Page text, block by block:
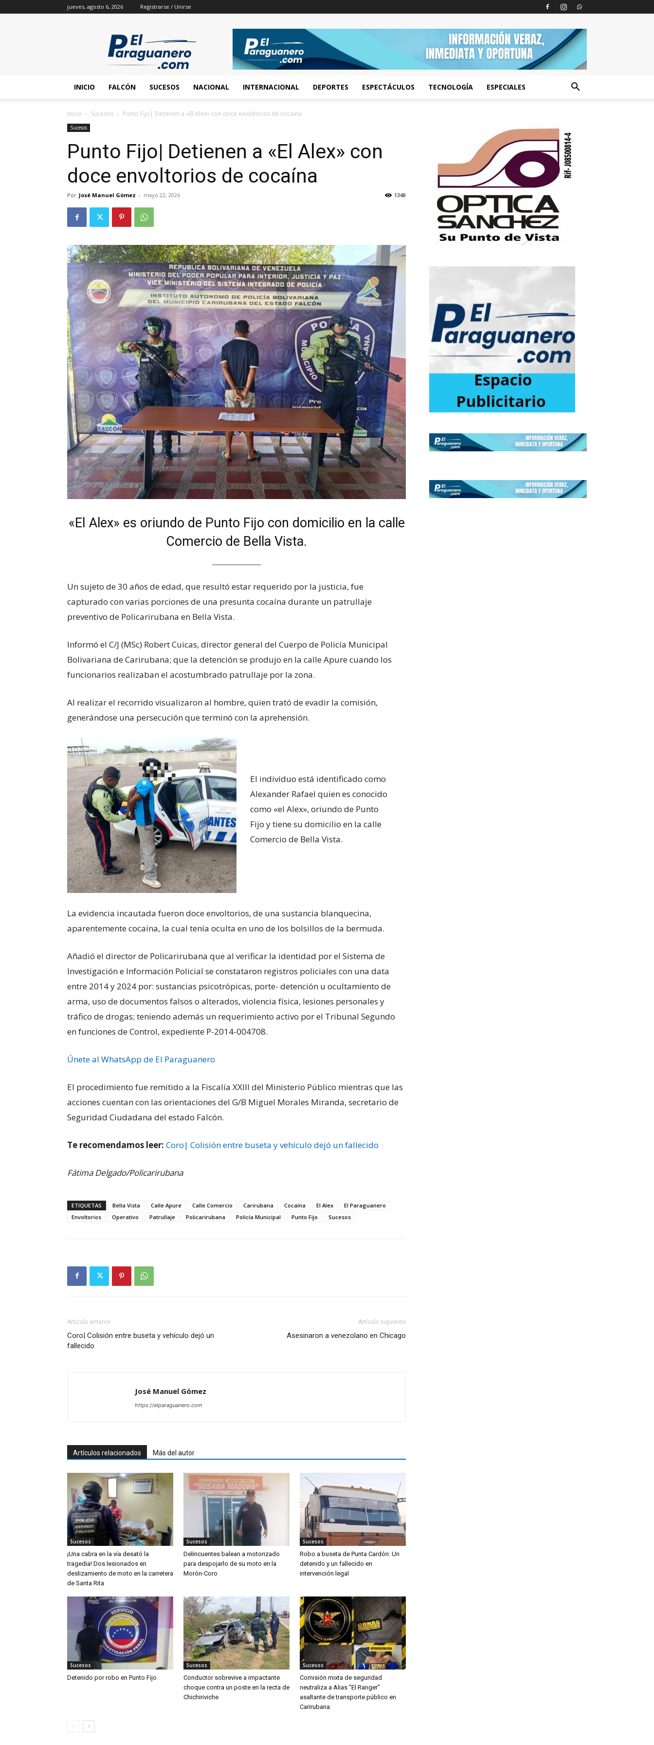
jueves, agosto 6, 2026 Registrarse / Unirse
INICIO FALCÓN SUCESOS NACIONAL INTERNACIONAL DEPORTES ESPECTÁCULOS TECNOLOGÍA ESPECIALES
Inicio Sucesos Punto Fijo| Detienen a «El Alex» con doce envoltorios de cocaína
Sucesos
Punto Fijo| Detienen a «El Alex» con
doce envoltorios de cocaína
Por José Manuel Gómez - mayo 22, 2026 1348
«El Alex» es oriundo de Punto Fijo con domicilio en la calle
Comercio de Bella Vista.
Un sujeto de 30 años de edad, que resultó estar requerido por la justicia, fue
capturado con varias porciones de una presunta cocaína durante un patrullaje
preventivo de Policarirubana en Bella Vista.
Informó el C/J (MSc) Robert Cuicas, director general del Cuerpo de Policía Municipal
Bolivariana de Carirubana; que la detención se produjo en la calle Apure cuando los
funcionarios realizaban el acostumbrado patrullaje por la zona.
Al realizar el recorrido visualizaron al hombre, quien trató de evadir la comisión,
generándose una persecución que terminó con la aprehensión.
El individuo está identificado como
Alexander Rafael quien es conocido
como «el Alex», oriundo de Punto
Fijo y tiene su domicilio en la calle
Comercio de Bella Vista.
La evidencia incautada fueron doce envoltorios, de una sustancia blanquecina,
aparentemente cocaína, la cual tenía oculta en uno de los bolsillos de la bermuda.
Añadió el director de Policarirubana que al verificar la identidad por el Sistema de
Investigación e Información Policial se constataron registros policiales con una data
entre 2014 y 2024 por: sustancias psicotrópicas, porte- detención u ocultamiento de
arma, uso de documentos falsos o alterados, violencia física, lesiones personales y
tráfico de drogas; teniendo además un requerimiento activo por el Tribunal Segundo
en funciones de Control, expediente P-2014-004708.
Únete al WhatsApp de El Paraguanero
El procedimiento fue remitido a la Fiscalía XXIII del Ministerio Público mientras que las
acciones cuentan con las orientaciones del G/B Miguel Morales Miranda, secretario de
Seguridad Ciudadana del estado Falcón.
Te recomendamos leer: Coro| Colisión entre buseta y vehículo dejó un fallecido
Fátima Delgado/Policarirubana
ETIQUETAS Bella Vista Calle Apure Calle Comercio Carirubana Cocaína El Alex
El Paraguanero
Envoltorios
Operativo Patrullaje Policarirubana Policía Municipal Punto Fijo Sucesos
Artículo anterior
Coro| Colisión entre buseta y vehículo dejó un
fallecido
Artículo siguiente
Asesinaron a venezolano en Chicago
José Manuel Gómez
https://elparaguanero.com
Artículos relacionados Más del autor
Sucesos
¡Una cabra en la vía desató la
tragedia! Dos lesionados en
deslizamiento de moto en la carretera
de Santa Rita
Sucesos
Delincuentes balean a motorizado
para despojarlo de su moto en la
Morón-Coro
Sucesos
Robo a buseta de Punta Cardón: Un
detenido y un fallecido en
intervención legal
Sucesos
Detenido por robo en Punto Fijo
Sucesos
Conductor sobrevive a impactante
choque contra un poste en la recta de
Chichiriviche
Sucesos
Comisión mixta de seguridad
neutraliza a Alias “El Ranger”
asaltante de transporte público en
Carirubana